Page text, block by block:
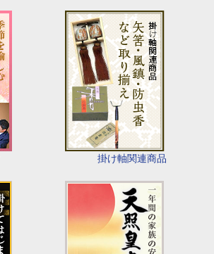
掛け軸関連商品